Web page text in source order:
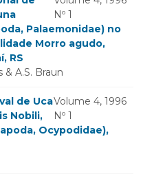
Nº 1
Palaemonidae) no
Morro agudo,
RS
& A.S. Braun
Volume 4, 1996
Nº 1
de Uca
Nobili,
Ocypodidae),